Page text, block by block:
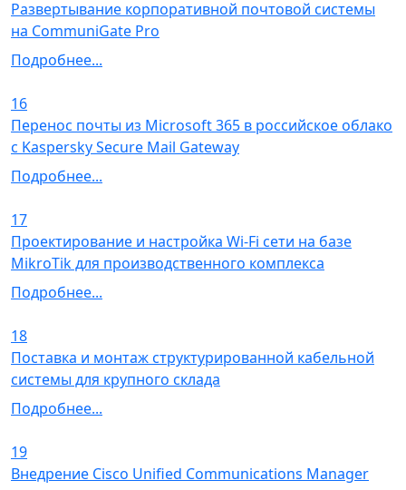
Развертывание корпоративной почтовой системы
на CommuniGate Pro
Подробнее...
16
Перенос почты из Microsoft 365 в российское облако
с Kaspersky Secure Mail Gateway
Подробнее...
17
Проектирование и настройка Wi-Fi сети на базе
MikroTik для производственного комплекса
Подробнее...
18
Поставка и монтаж структурированной кабельной
системы для крупного склада
Подробнее...
19
Внедрение Cisco Unified Communications Manager